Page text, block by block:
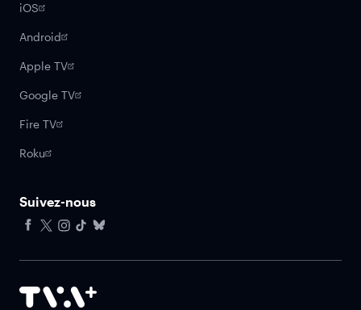
iOS
Android
Apple TV
Google TV
Fire TV
Roku
Suivez-nous